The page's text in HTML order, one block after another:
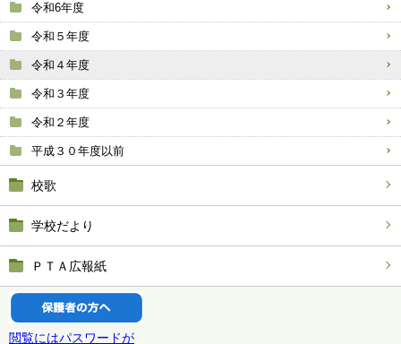
令和6年度
令和５年度
令和４年度
令和３年度
令和２年度
平成３０年度以前
校歌
学校だより
ＰＴＡ広報紙
閲覧にはパスワードが